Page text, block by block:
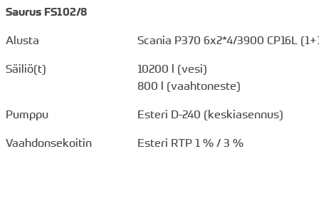
Saurus FS102/8
Alusta
Scania P370 6x2*4/3900 CP16L
Säiliö(t)
10200 l (vesi)
800 l (vaahtoneste)
Pumppu
Esteri D-240 (keskiasennus)
Vaahdonsekoitin
Esteri RTP 1 % / 3 %